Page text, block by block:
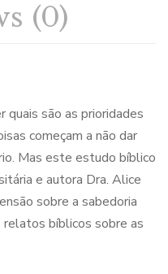
(0)
quais são as prioridades
começam a não dar
Mas este estudo bíblico
e autora Dra. Alice
sobre a sabedoria
bíblicos sobre as